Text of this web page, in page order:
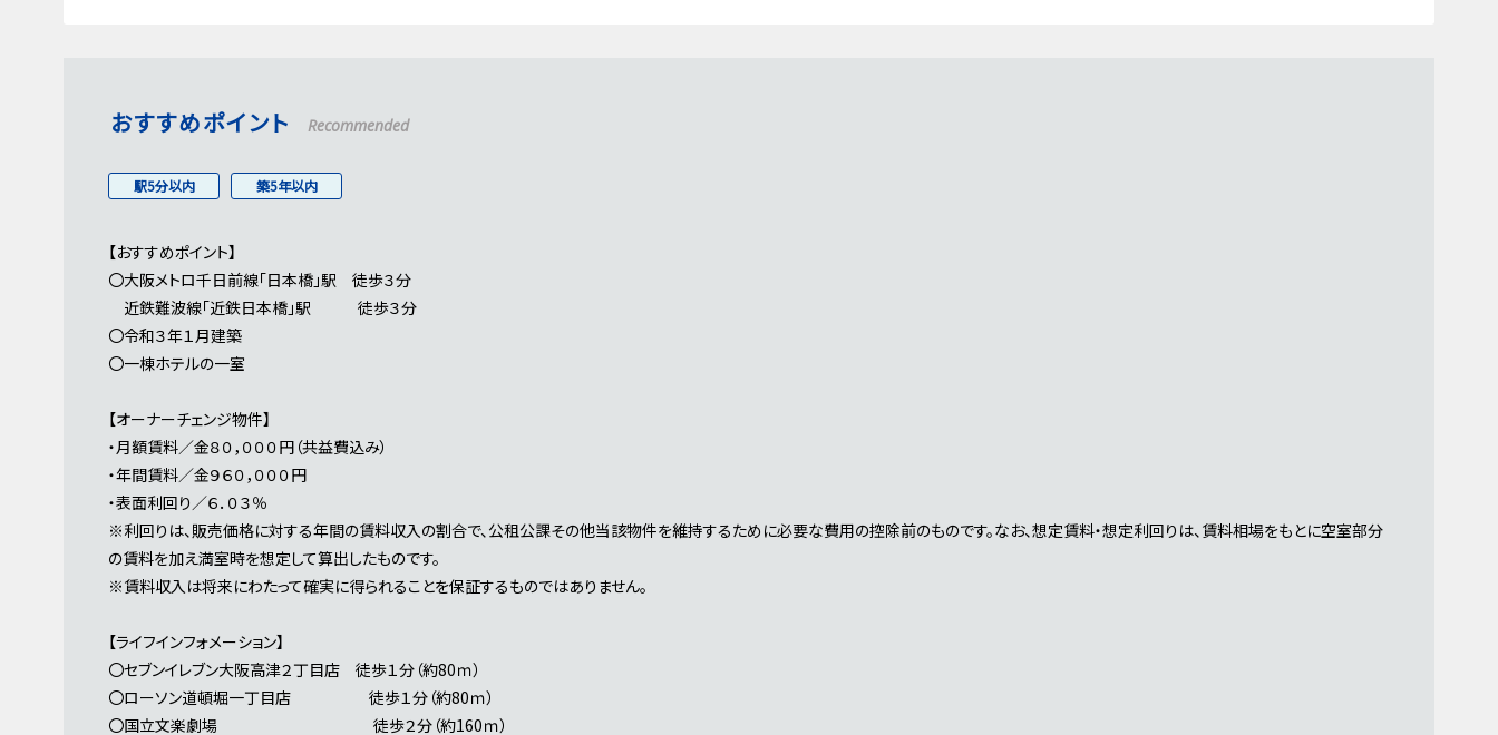
おすすめポイント Recommended
駅5分以内 築5年以内
【おすすめポイント】
〇大阪メトロ千日前線「日本橋」駅 徒歩３分
近鉄難波線「近鉄日本橋」駅 徒歩３分
〇令和３年１月建築
〇一棟ホテルの一室
【オーナーチェンジ物件】
・月額賃料／金８０，０００円（共益費込み）
・年間賃料／金９６０，０００円
・表面利回り／６．０３％
※利回りは、販売価格に対する年間の賃料収入の割合で、公租公課その他当該物件を維持するために必要な費用の控除前のものです。なお、想定賃料・想定利回りは、賃料相場をもとに空室部分
の賃料を加え満室時を想定して算出したものです。
※賃料収入は将来にわたって確実に得られることを保証するものではありません。
【ライフインフォメーション】
〇セブンイレブン大阪高津２丁目店 徒歩１分（約80ｍ）
〇ローソン道頓堀一丁目店 徒歩１分（約80ｍ）
〇国立文楽劇場 徒歩２分（約160ｍ）